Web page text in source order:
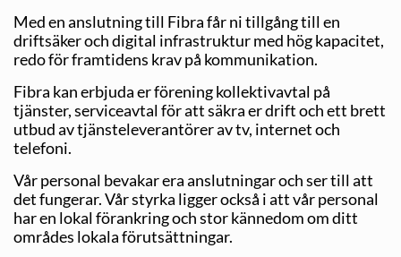
Med en anslutning till Fibra får ni tillgång till en
driftsäker och digital infrastruktur med hög kapacitet,
redo för framtidens krav på kommunikation.
Fibra kan erbjuda er förening kollektivavtal på
tjänster, serviceavtal för att säkra er drift och ett brett
utbud av tjänsteleverantörer av tv, internet och
telefoni.
Vår personal bevakar era anslutningar och ser till att
det fungerar. Vår styrka ligger också i att vår personal
har en lokal förankring och stor kännedom om ditt
områdes lokala förutsättningar.